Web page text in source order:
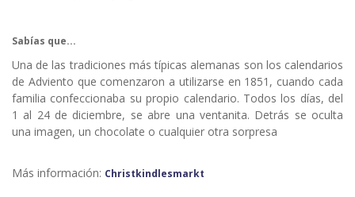
Sabías que...
Una de las tradiciones más típicas alemanas son los calendarios
de Adviento que comenzaron a utilizarse en 1851, cuando cada
familia confeccionaba su propio calendario. Todos los días, del
1 al 24 de diciembre, se abre una ventanita. Detrás se oculta
una imagen, un chocolate o cualquier otra sorpresa
Más información: Christkindlesmarkt